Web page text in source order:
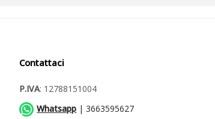
Contattaci
P.IVA: 12788151004
Whatsapp | 3663595627